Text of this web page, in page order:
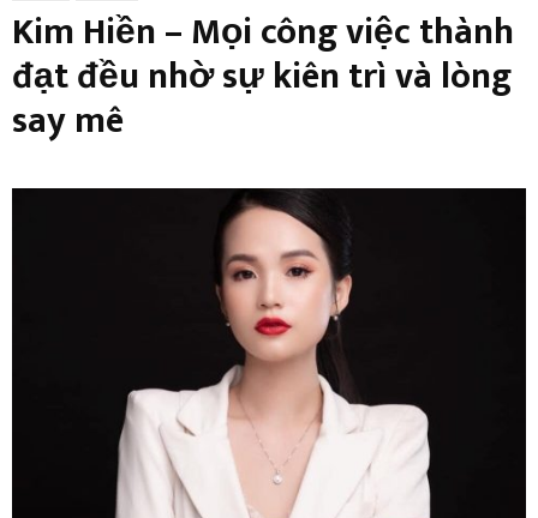
Kim Hiền – Mọi công việc thành
đạt đều nhờ sự kiên trì và lòng
say mê